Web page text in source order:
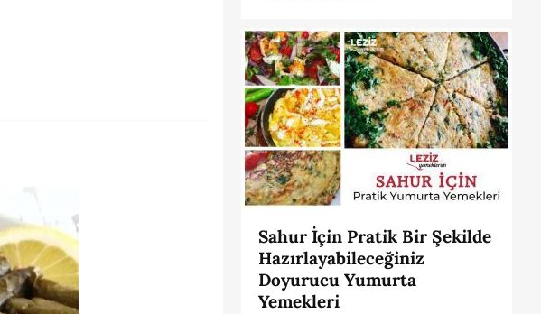
Sahur İçin Pratik Bir Şekilde
Hazırlayabileceğiniz
Doyurucu Yumurta
Yemekleri